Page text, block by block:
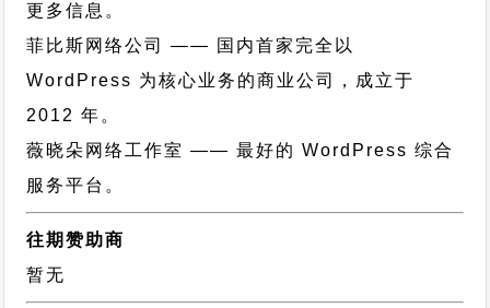
更多信息。
菲比斯网络公司
—— 国内首家完全以
WordPress 为核心业务的商业公司，成立于
2012 年。
薇晓朵网络工作室 —— 最好的 WordPress 综合
服务平台。
往期赞助商
暂无